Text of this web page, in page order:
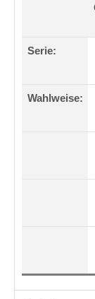
Serie:
Wahlweise: